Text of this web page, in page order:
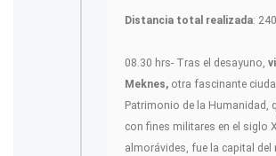
Distancia total realizada:
08.30 hrs- Tras el desayuno,
Meknes, otra fascinante
Patrimonio de la Humanidad,
con fines militares en el siglo
almorávides, fue la capital del